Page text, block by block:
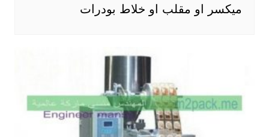
ميكسر او مقلب او خلاط بودرات